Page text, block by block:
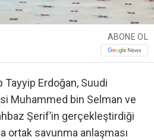
ABONE OL
Tayyip Erdoğan, Suudi
Muhammed bin Selman ve
Şerif’in gerçekleştirdiği
ortak savunma anlaşması